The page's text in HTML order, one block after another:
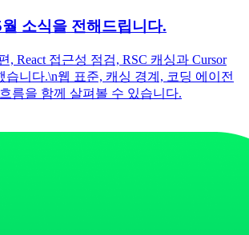
소식을 전해드립니다.
, React 접근성 점검, RSC 캐싱과 Cursor
습니다.\n웹 표준, 캐싱 경계, 코딩 에이전
름을 함께 살펴볼 수 있습니다.